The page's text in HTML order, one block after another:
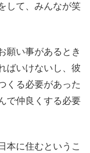
して、みんなが笑
願い事があるとき
ばいけないし、彼
くる必要があった
で仲良くする必要
本に住むというこ